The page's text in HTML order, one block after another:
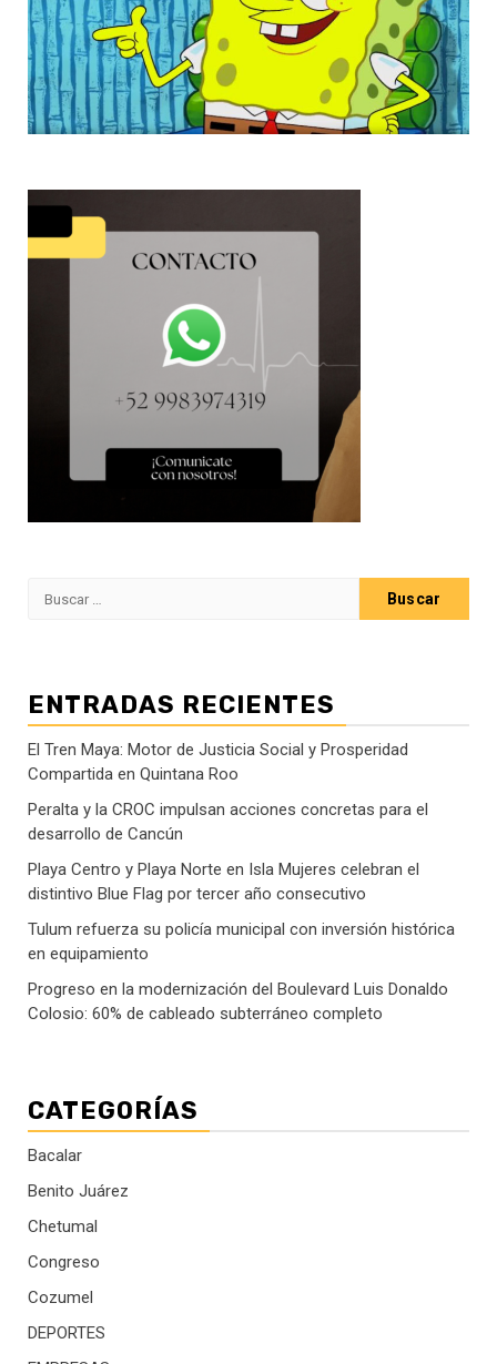
ENTRADAS RECIENTES
El Tren Maya: Motor de Justicia Social y Prosperidad
Compartida en Quintana Roo
Peralta y la CROC impulsan acciones concretas para el
desarrollo de Cancún
Playa Centro y Playa Norte en Isla Mujeres celebran el
distintivo Blue Flag por tercer año consecutivo
Tulum refuerza su policía municipal con inversión histórica
en equipamiento
Progreso en la modernización del Boulevard Luis Donaldo
Colosio: 60% de cableado subterráneo completo
CATEGORÍAS
Bacalar
Benito Juárez
Chetumal
Congreso
Cozumel
DEPORTES